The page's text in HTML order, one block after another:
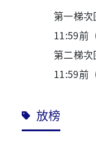
第一梯
11:59前
第二梯
11:59前
放榜